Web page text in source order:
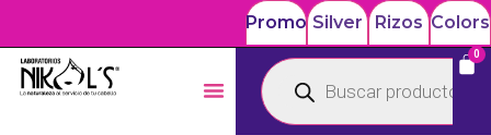
contenido
Compra a Crédito con
Addi o Sistecredito
Envíos a toda Colombia
por $17.000
Promo Silver Rizos Colors
Búsqueda
de
0